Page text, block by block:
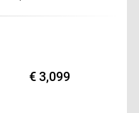
€ 3,099